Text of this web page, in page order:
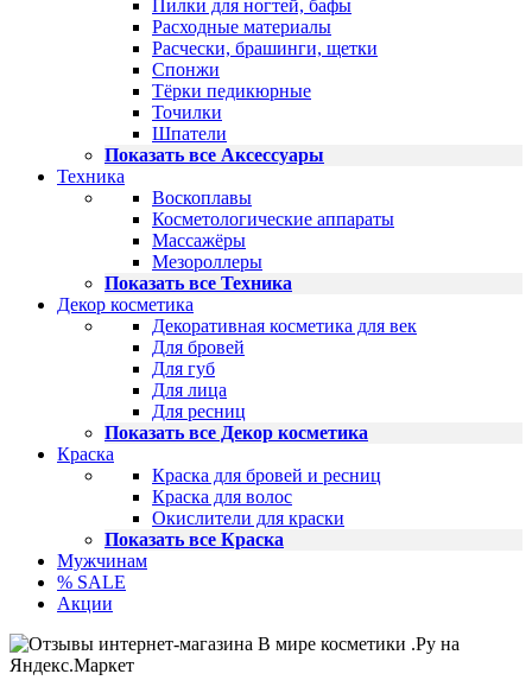
Пилки для ногтей, бафы
Расходные материалы
Расчески, брашинги, щетки
Спонжи
Тёрки педикюрные
Точилки
Шпатели
Показать все Аксессуары
Техника
Воскоплавы
Косметологические аппараты
Массажёры
Мезороллеры
Показать все Техника
Декор косметика
Декоративная косметика для век
Для бровей
Для губ
Для лица
Для ресниц
Показать все Декор косметика
Краска
Краска для бровей и ресниц
Краска для волос
Окислители для краски
Показать все Краска
Мужчинам
% SALE
Акции